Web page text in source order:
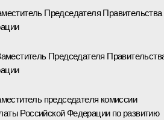
Председателя Правительства
Председателя
председателя комиссии
Российской Федерации по развитию